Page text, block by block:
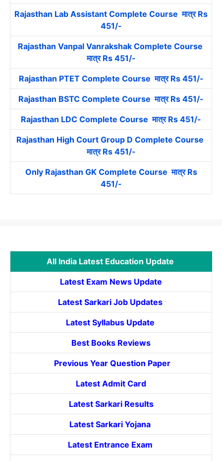
Rajasthan Lab Assistant Complete Course मात्र Rs
451/-
Rajasthan Vanpal Vanrakshak Complete Course
मात्र Rs 451/-
Rajasthan PTET Complete Course मात्र Rs 451/-
Rajasthan BSTC Complete Course मात्र Rs 451/-
Rajasthan LDC Complete Course मात्र Rs 451/-
Rajasthan High Court Group D Complete Course
मात्र Rs 451/-
Only Rajasthan GK Complete Course मात्र Rs
451/-
All India Latest Education Update
Latest Exam News Update
Latest Sarkari Job Updates
Latest Syllabus Update
Best Books Reviews
Previous Year Question Paper
Latest Admit Card
Latest Sarkari Results
Latest Sarkari Yojana
Latest Entrance Exam